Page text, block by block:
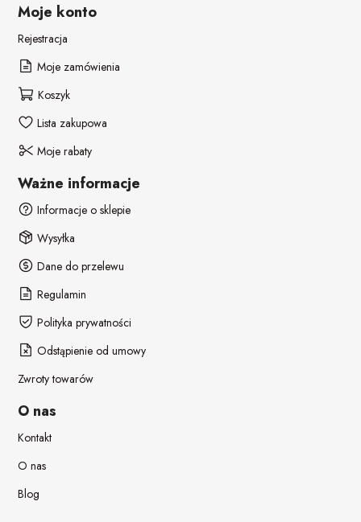
Moje konto
Rejestracja
Moje zamówienia
Koszyk
Lista zakupowa
Moje rabaty
Ważne informacje
Informacje o sklepie
Wysyłka
Dane do przelewu
Regulamin
Polityka prywatności
Odstąpienie od umowy
Zwroty towarów
O nas
Kontakt
O nas
Blog